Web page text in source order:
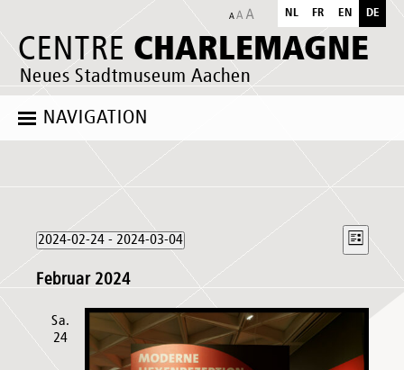
CENTRE CHARLEMAGNE
Neues Stadtmuseum Aachen
NL FR EN DE
NAVIGATION
Veranstaltungen Liste
2024-02-24 - 2024-03-04
wählen.
Februar 2024
Sa.
24